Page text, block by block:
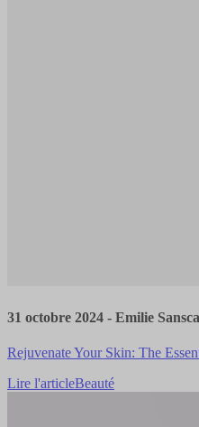
31 octobre 2024 - Emilie
Rejuvenate Your Skin: The
Lire l'articleBeauté